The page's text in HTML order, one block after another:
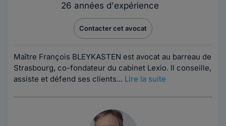
26 années d'expérience
Contacter cet avocat
Maître François BLEYKASTEN est avocat au barreau de
Strasbourg, co-fondateur du cabinet Lexio. Il conseille,
assiste et défend ses clients... Lire la suite